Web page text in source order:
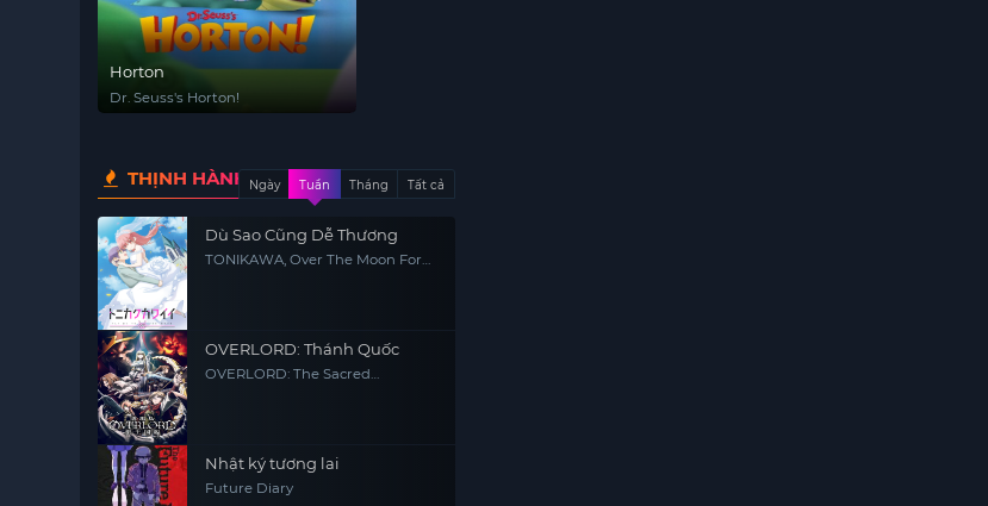
Horton
Dr. Seuss's Horton!
THỊNH HÀNHNgày Tuần Tháng Tất cả
Dù Sao Cũng Dễ Thương
TONIKAWA, Over The Moon For
OVERLORD: Thánh Quốc
OVERLORD: The Sacred
Nhật ký tương lai
Future Diary